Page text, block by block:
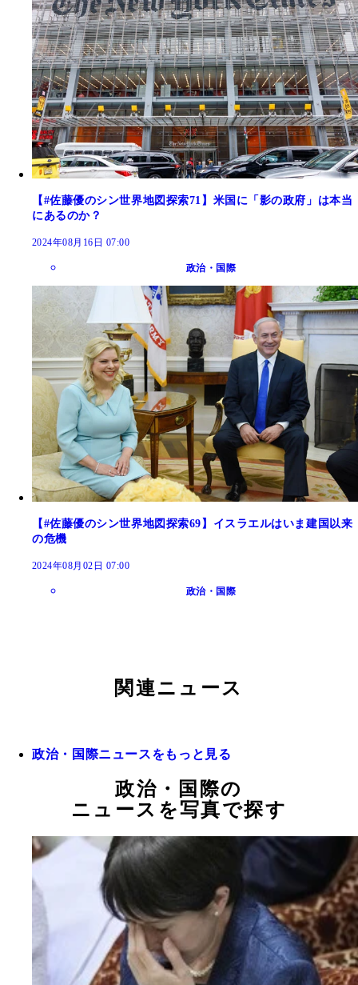
【#佐藤優のシン世界地図探索71】米国に「影の政府」は本当
にあるのか？
2024年08月16日 07:00
政治・国際
【#佐藤優のシン世界地図探索69】イスラエルはいま建国以来
の危機
2024年08月02日 07:00
政治・国際
関連ニュース
政治・国際ニュースをもっと見る
政治・国際の
ニュースを写真で探す